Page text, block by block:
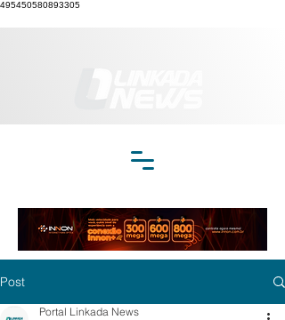
495450580893305
Post
Portal Linkada News